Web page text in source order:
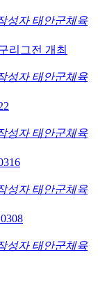
성자 태안군체육
리그전 개최
성자 태안군체육
성자 태안군체육
성자 태안군체육
성자 태안군체육